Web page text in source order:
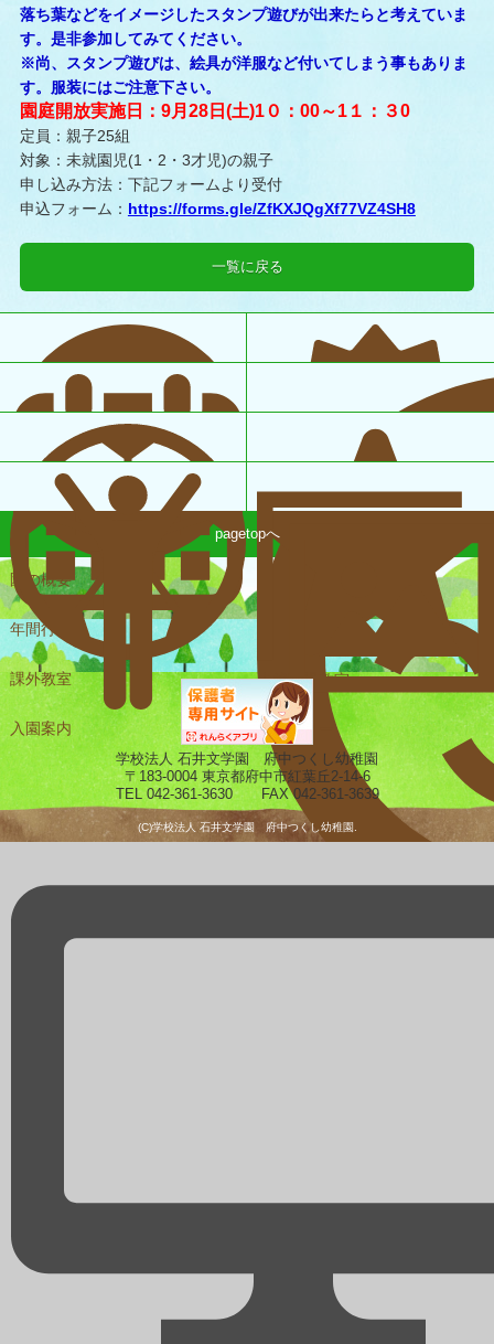
落ち葉などをイメージしたスタンプ遊びが出来たらと考えていま
す。是非参加してみてください。
※尚、スタンプ遊びは、絵具が洋服など付いてしまう事もありま
す。服装にはご注意下さい。
園庭開放実施日：9月28日(土)1０：00～1１：３0
定員：親子25組
対象：未就園児(1・2・3才児)の親子
申し込み方法：下記フォームより受付
申込フォーム： https://forms.gle/ZfKXJQgXf77VZ4SH8
一覧に戻る
園の概要
年間行事
課外教室 未就園児教室
入園案内 ギャラリー
pagetopへ
学校法人 石井文学園 府中つくし幼稚園
〒183-0004 東京都府中市紅葉丘2-14-6
TEL 042-361-3630 FAX 042-361-3639
(C)学校法人 石井文学園 府中つくし幼稚園.